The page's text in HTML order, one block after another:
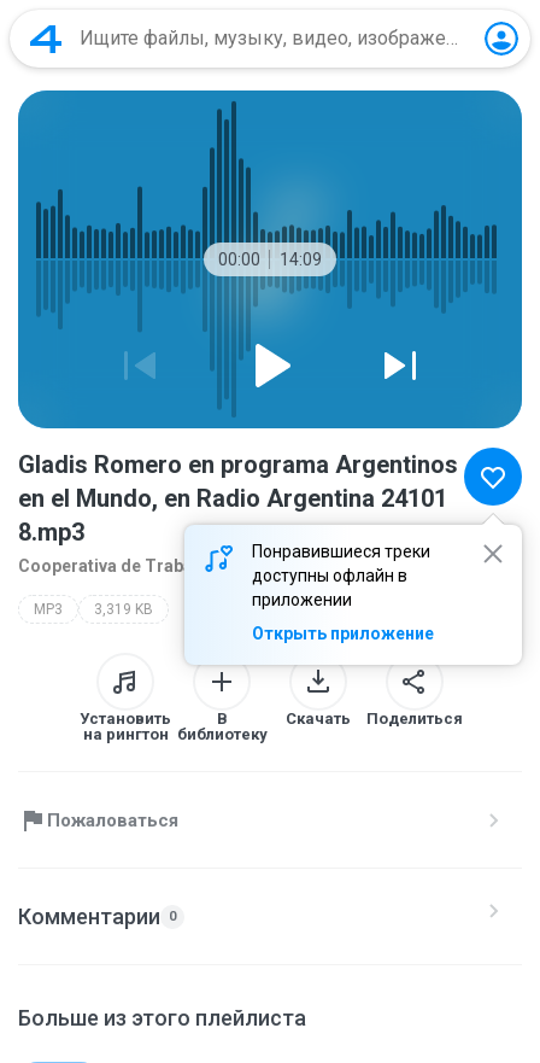
00:00 14:09
Понравившиеся треки
доступны офлайн в
приложении
Открыть приложение
Gladis Romero en programa Argentinos
en el Mundo, en Radio Argentina 24101
8.mp3
Cooperativa de Traba 1 год назад ещё...
MP3 3,319 KB
Установить
на рингтон
В
библиотеку
Скачать Поделиться
Пожаловаться
Комментарии 0
Больше из этого плейлиста